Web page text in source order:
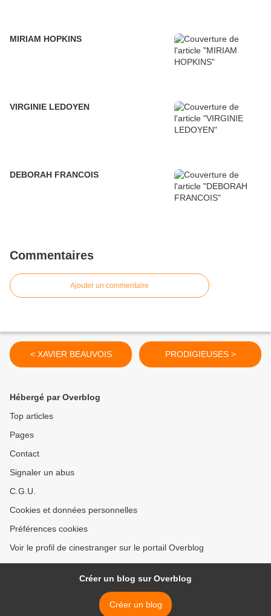
MIRIAM HOPKINS
VIRGINIE LEDOYEN
DEBORAH FRANCOIS
Commentaires
Ajouter un commentaire
< XAVIER BEAUVOIS PRODIGIEUSES >
Hébergé par Overblog
Top articles
Pages
Contact
Signaler un abus
C.G.U.
Cookies et données personnelles
Préférences cookies
Voir le profil de cinestranger sur le portail Overblog
Créer un blog sur Overblog
Créer un blog